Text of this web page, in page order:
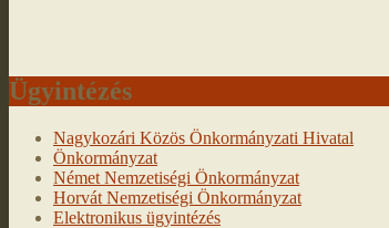
Ügyintézés
Nagykozári Közös Önkormányzati Hivatal
Önkormányzat
Német Nemzetiségi Önkormányzat
Horvát Nemzetiségi Önkormányzat
Elektronikus ügyintézés